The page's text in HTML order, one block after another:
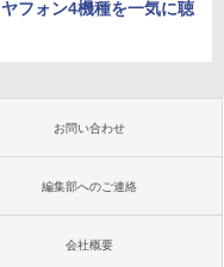
フォン4機種を一気に聴
お問い合わせ
編集部へのご連絡
会社概要